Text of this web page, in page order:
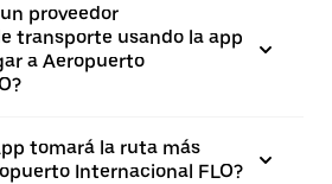
proveedor
transporte usando la app
a Aeropuerto
tomará la ruta más
Internacional FLO?